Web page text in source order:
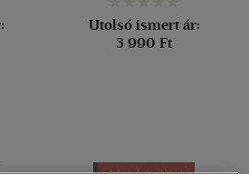
Utolsó ismert ár:
3 990 Ft